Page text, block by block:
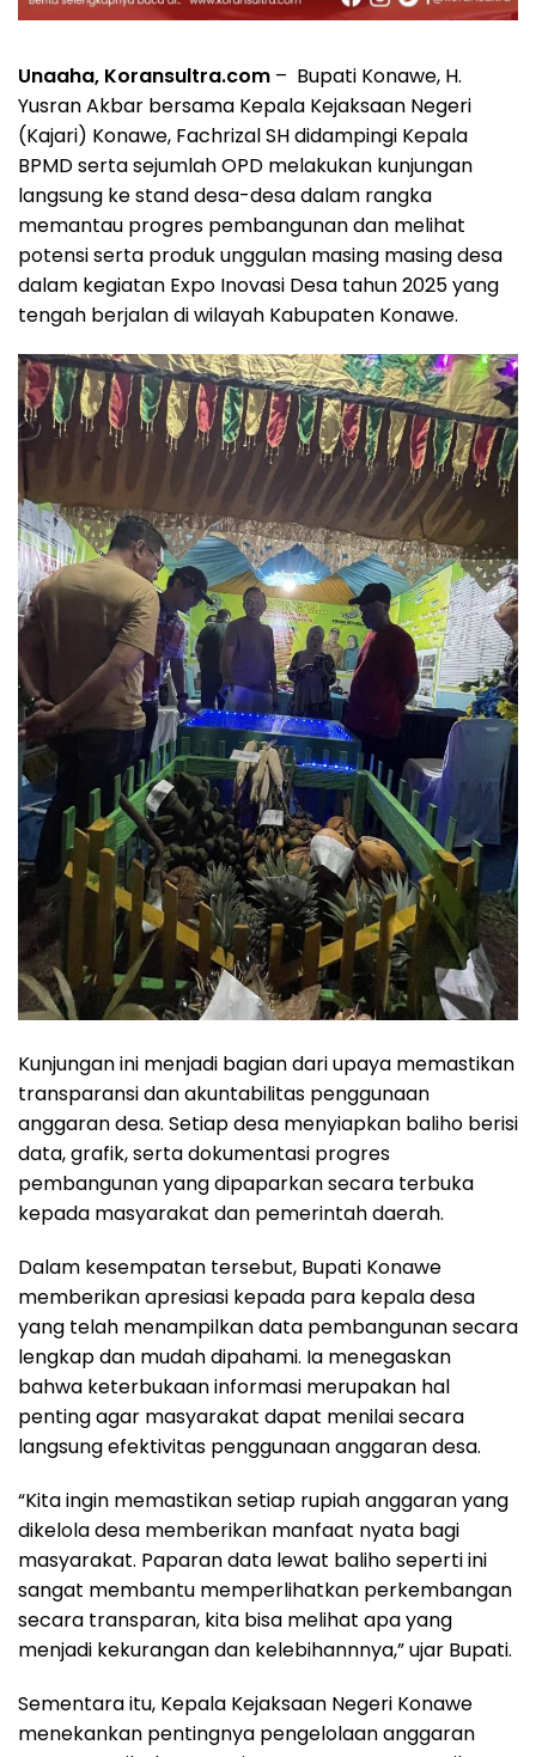
Unaaha, Koransultra.com – Bupati Konawe, H.
Yusran Akbar bersama Kepala Kejaksaan Negeri
(Kajari) Konawe, Fachrizal SH didampingi Kepala
BPMD serta sejumlah OPD melakukan kunjungan
langsung ke stand desa-desa dalam rangka
memantau progres pembangunan dan melihat
potensi serta produk unggulan masing masing desa
dalam kegiatan Expo Inovasi Desa tahun 2025 yang
tengah berjalan di wilayah Kabupaten Konawe.
Kunjungan ini menjadi bagian dari upaya memastikan
transparansi dan akuntabilitas penggunaan
anggaran desa. Setiap desa menyiapkan baliho berisi
data, grafik, serta dokumentasi progres
pembangunan yang dipaparkan secara terbuka
kepada masyarakat dan pemerintah daerah.
Dalam kesempatan tersebut, Bupati Konawe
memberikan apresiasi kepada para kepala desa
yang telah menampilkan data pembangunan secara
lengkap dan mudah dipahami. Ia menegaskan
bahwa keterbukaan informasi merupakan hal
penting agar masyarakat dapat menilai secara
langsung efektivitas penggunaan anggaran desa.
“Kita ingin memastikan setiap rupiah anggaran yang
dikelola desa memberikan manfaat nyata bagi
masyarakat. Paparan data lewat baliho seperti ini
sangat membantu memperlihatkan perkembangan
secara transparan, kita bisa melihat apa yang
menjadi kekurangan dan kelebihannnya,” ujar Bupati.
Sementara itu, Kepala Kejaksaan Negeri Konawe
menekankan pentingnya pengelolaan anggaran